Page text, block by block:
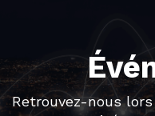
Retrouvez-nous